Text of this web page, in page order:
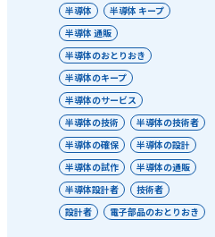
半導体
半導体 キープ
半導体 通販
半導体のおとりおき
半導体のキープ
半導体のサービス
半導体の技術
半導体の技術者
半導体の確保
半導体の設計
半導体の試作
半導体の通販
半導体設計者
技術者
設計者
電子部品のおとりおき